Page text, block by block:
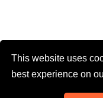
This website uses
best experience on